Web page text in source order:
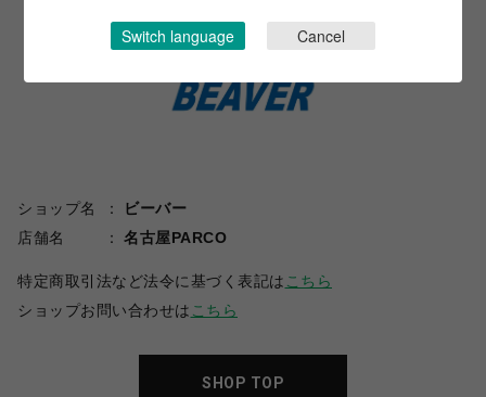
ショップ名
ビーバー
店舗名
名古屋PARCO
特定商取引法など法令に基づく表記は こちら
ショップお問い合わせは こちら
SHOP TOP
Switch language Cancel